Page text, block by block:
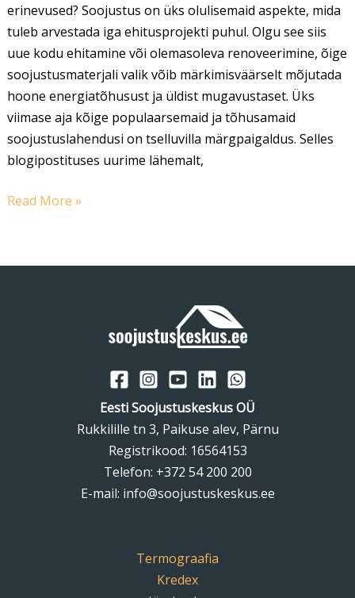
erinevused? Soojustus on üks olulisemaid aspekte, mida
tuleb arvestada iga ehitusprojekti puhul. Olgu see siis
uue kodu ehitamine või olemasoleva renoveerimine, õige
soojustusmaterjali valik võib märkimisväärselt mõjutada
hoone energiatõhusust ja üldist mugavustaset. Üks
viimase aja kõige populaarsemaid ja tõhusamaid
soojustuslahendusi on tselluvilla märgpaigaldus. Selles
blogipostituses uurime lähemalt,
Read More »
Eesti Soojustuskeskus OÜ
Rukkilille tn 3, Paikuse alev, Pärnu
Registrikood: 16564153
Telefon: +372 54 200 200
E-mail: info@soojustuskeskus.ee
Termograafia
Kredex